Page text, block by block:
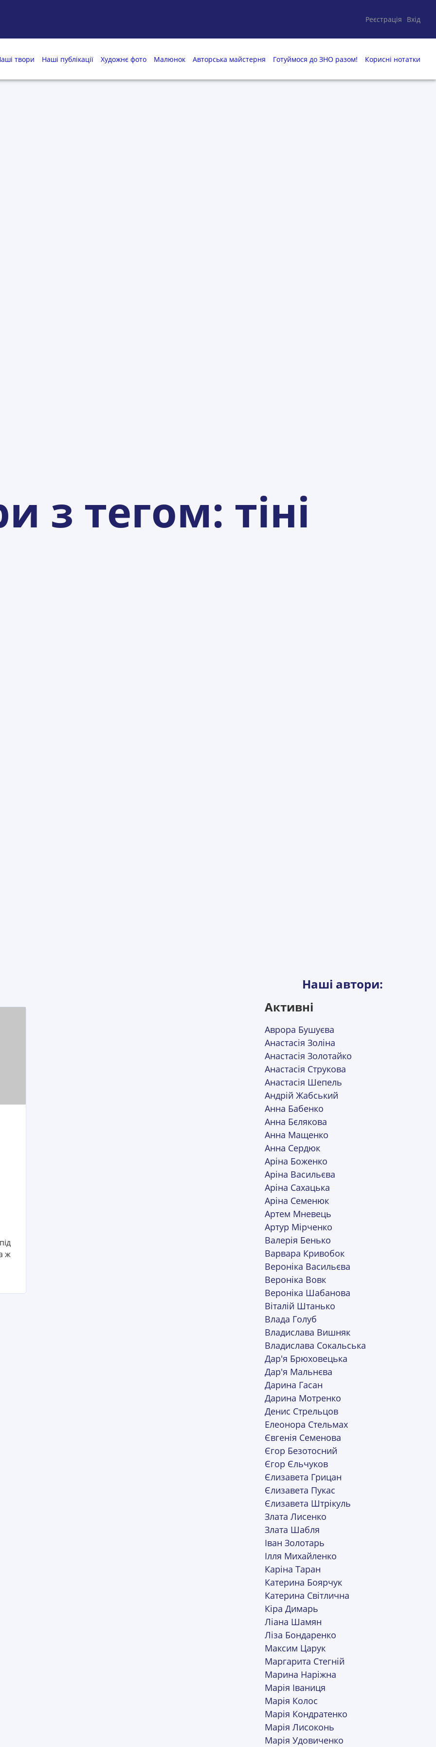
Реєстрація Вхід
твори Наші публікації Художнє фото Малюнок Авторська майстерня Готуймося до ЗНО разом! Корисні нотатки
з тегом: тіні
ж
Наші автори:
Активні
Аврора Бушуєва
Анастасія Золіна
Анастасія Золотайко
Анастасія Струкова
Анастасія Шепель
Андрій Жабський
Анна Бабенко
Анна Бєлякова
Анна Мащенко
Анна Сердюк
Аріна Боженко
Аріна Васильєва
Аріна Сахацька
Аріна Семенюк
Артем Мневець
Артур Мірченко
Валерія Бенько
Варвара Кривобок
Вероніка Васильєва
Вероніка Вовк
Вероніка Шабанова
Віталій Штанько
Влада Голуб
Владислава Вишняк
Владислава Сокальська
Дар'я Брюховецька
Дар'я Мальнєва
Дарина Гасан
Дарина Мотренко
Денис Стрельцов
Елеонора Стельмах
Євгенія Семенова
Єгор Безотосний
Єгор Єльчуков
Єлизавета Грицан
Єлизавета Пукас
Єлизавета Штрікуль
Злата Лисенко
Злата Шабля
Іван Золотарь
Ілля Михайленко
Каріна Таран
Катерина Боярчук
Катерина Світлична
Кіра Димарь
Ліана Шамян
Ліза Бондаренко
Максим Царук
Маргарита Стегній
Марина Наріжна
Марія Іваниця
Марія Колос
Марія Кондратенко
Марія Лисоконь
Марія Удовиченко